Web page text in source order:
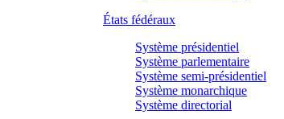
États fédéraux
Système présidentiel
Système parlementaire
Système semi-présidentiel
Système monarchique
Système directorial